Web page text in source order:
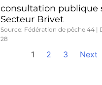
consultation publique
Secteur Brivet
Source: Fédération de pêche 44
28
1 2 3 Next